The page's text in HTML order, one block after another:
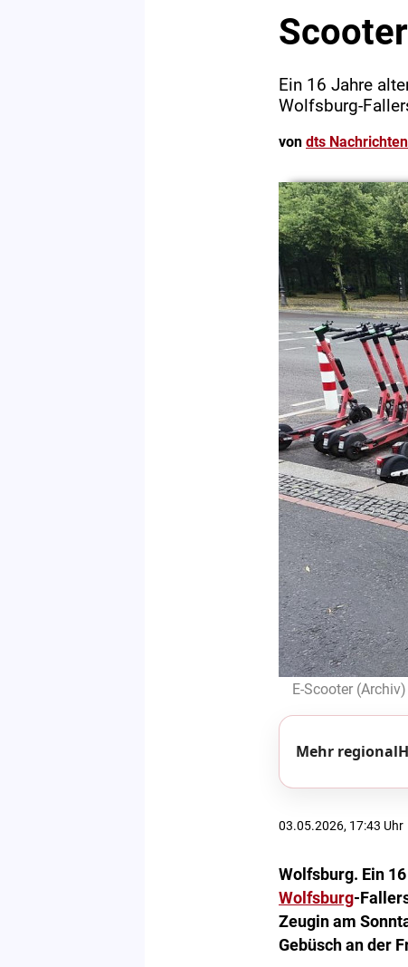
Ein 16 Jahre
Wolfsburg-
von dts
E-Scooter
Mehr
03.05.2026, 17:43 Uhr
Wolfsburg. Ein
Wolfsburg-
Zeugin am
Gebüsch an der